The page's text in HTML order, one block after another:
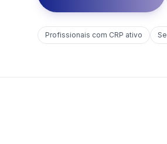
Profissionais com CRP ativo